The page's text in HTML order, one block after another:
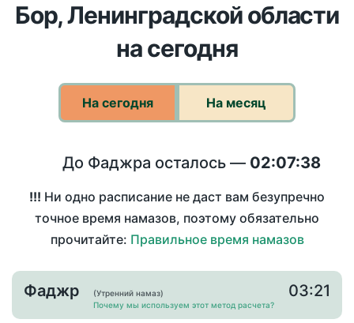
Бор, Ленинградской области
на сегодня
На сегодня На месяц
До Фаджра осталось — 02:07:38
!!! Ни одно расписание не даст вам безупречно
точное время намазов, поэтому обязательно
прочитайте: Правильное время намазов
Фаджр
(Утренний намаз)
Почему мы используем этот метод расчета?
03:21